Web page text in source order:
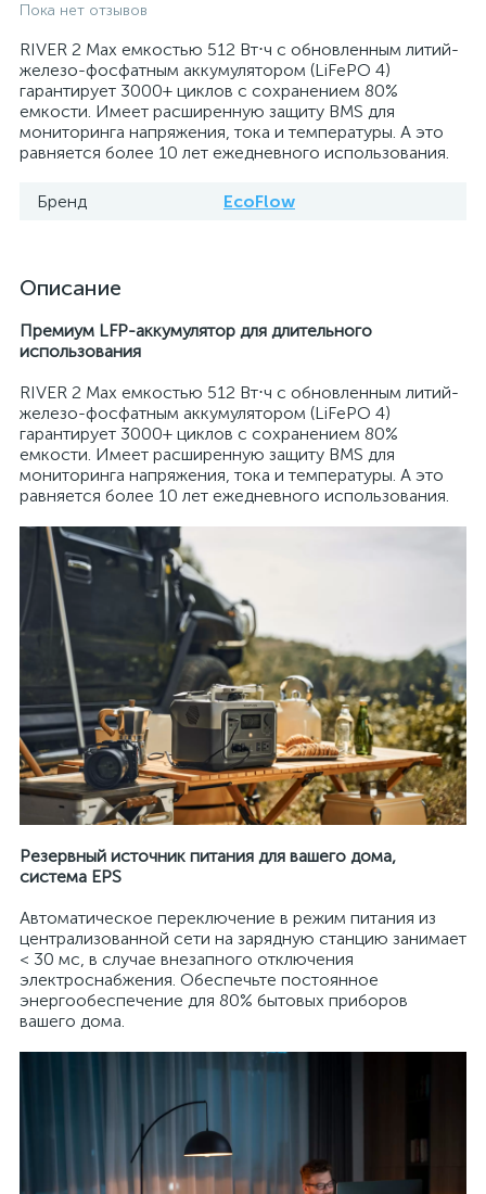
Пока нет отзывов
RIVER 2 Max емкостью 512 Вт⋅ч с обновленным литий-
железо-фосфатным аккумулятором (LiFePO 4)
гарантирует 3000+ циклов с сохранением 80%
емкости. Имеет расширенную защиту BMS для
мониторинга напряжения, тока и температуры. А это
равняется более 10 лет ежедневного использования.
Бренд EcoFlow
Описание
Премиум LFP-аккумулятор для длительного
использования
RIVER 2 Max емкостью 512 Вт⋅ч с обновленным литий-
железо-фосфатным аккумулятором (LiFePO 4)
гарантирует 3000+ циклов с сохранением 80%
емкости. Имеет расширенную защиту BMS для
мониторинга напряжения, тока и температуры. А это
равняется более 10 лет ежедневного использования.
Резервный источник питания для вашего дома,
система EPS
Автоматическое переключение в режим питания из
централизованной сети на зарядную станцию ​​занимает
< 30 мс, в случае внезапного отключения
электроснабжения. Обеспечьте постоянное
энергообеспечение для 80% бытовых приборов
вашего дома.